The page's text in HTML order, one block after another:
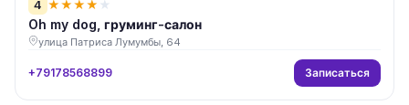
4 ★★★★ ★
Oh my dog, груминг-салон
улица Патриса Лумумбы, 64
+79178568899 Записаться